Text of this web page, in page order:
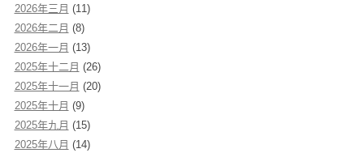
2026年三月 (11)
2026年二月 (8)
2026年一月 (13)
2025年十二月 (26)
2025年十一月 (20)
2025年十月 (9)
2025年九月 (15)
2025年八月 (14)